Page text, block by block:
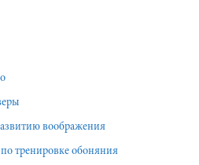
воображения
тренировке обоняния